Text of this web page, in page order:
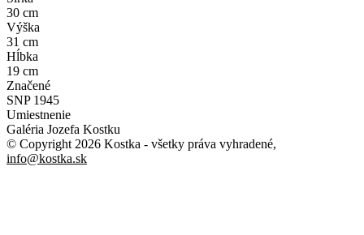
30 cm
Výška
31 cm
Hĺbka
19 cm
Značené
SNP 1945
Umiestnenie
Galéria Jozefa Kostku
© Copyright 2026 Kostka - všetky práva vyhradené,
info@kostka.sk